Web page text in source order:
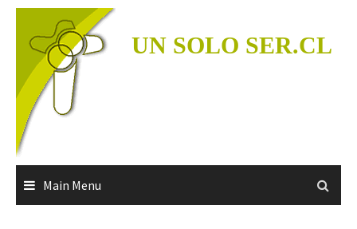
Skip
content
UN SOLO SER.CL
Main Menu